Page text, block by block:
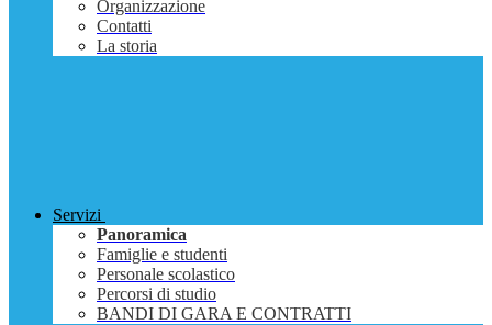
Organizzazione
Contatti
La storia
Servizi
Panoramica
Famiglie e studenti
Personale scolastico
Percorsi di studio
BANDI DI GARA E CONTRATTI